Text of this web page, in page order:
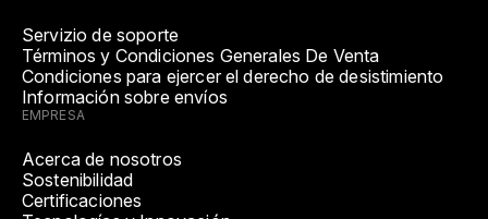
Servizio de soporte
Términos y Condiciones Generales De Venta
Condiciones para ejercer el derecho de desistimiento
Información sobre envíos
EMPRESA
Acerca de nosotros
Sostenibilidad
Certificaciones